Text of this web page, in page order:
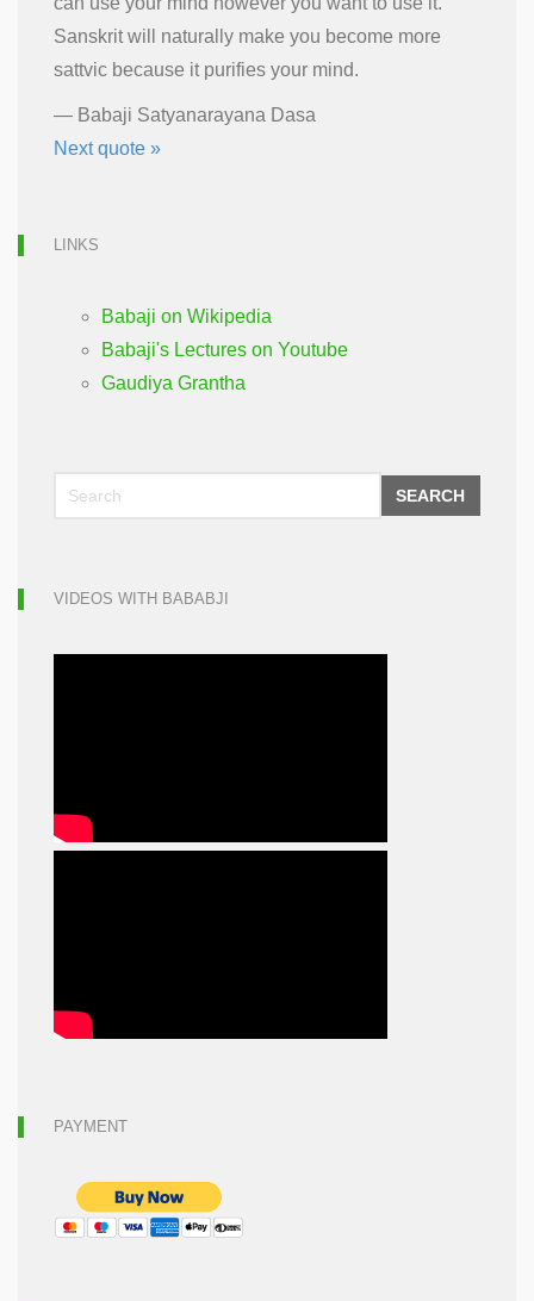
Sanskrit will naturally make you become more
sattvic because it purifies your mind.
— Babaji Satyanarayana Dasa
Next quote »
LINKS
Babaji on Wikipedia
Babaji's Lectures on Youtube
Gaudiya Grantha
SEARCH
VIDEOS WITH BABABJI
PAYMENT